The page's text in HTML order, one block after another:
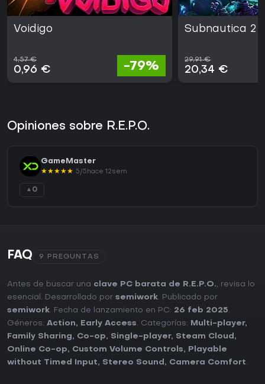
Voidigo
4,57 €
0,96 € -79%
Subnautica 2
29,91 €
20,34 €
Opiniones sobre R.E.P.O.
GameMaster
★★★★★ 5/5hace 12sem
▲ 0
FAQ 9 PREGUNTAS
Antes de buscar una clave PC barata de R.E.P.O., revisa lo
esencial. Desarrollado por semiwork. Publicado por
semiwork. Fecha de lanzamiento en PC: 26 feb 2025.
Géneros: Action, Early Access. Categorías: Multi-player,
Family Sharing, Co-op, Single-player, Steam Cloud ,
Online Co-op, Custom Volume Controls,
Playable
without Timed Input, Stereo Sound , Camera Comfort.